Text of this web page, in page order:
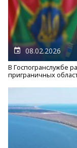
08.02.2026
В Госпогранслужбе
приграничных